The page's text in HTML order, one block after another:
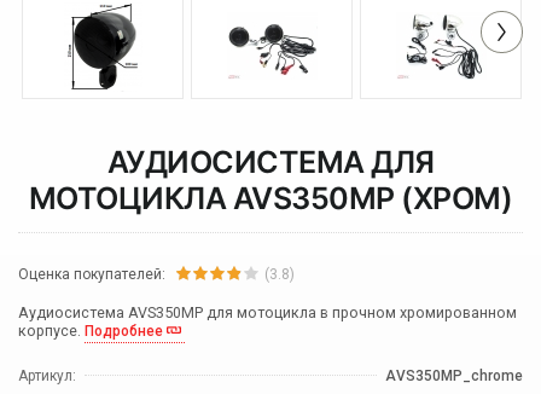
АУДИОСИСТЕМА ДЛЯ
МОТОЦИКЛА AVS350MP (ХРОМ)
Оценка покупателей: (3.8)
Аудиосистема AVS350MP для мотоцикла в прочном хромированном
корпусе. Подробнее
Артикул:
AVS350MP_chrome